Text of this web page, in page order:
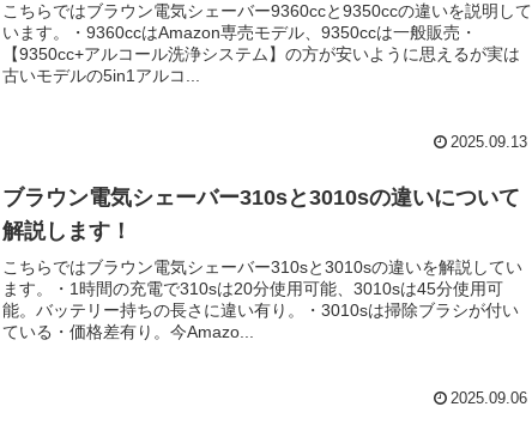
こちらではブラウン電気シェーバー9360ccと9350ccの違いを説明して
います。・9360ccはAmazon専売モデル、9350ccは一般販売・
【9350cc+アルコール洗浄システム】の方が安いように思えるが実は
古いモデルの5in1アルコ...
2025.09.13
ブラウン電気シェーバー310sと3010sの違いについて
解説します！
こちらではブラウン電気シェーバー310sと3010sの違いを解説してい
ます。・1時間の充電で310sは20分使用可能、3010sは45分使用可
能。バッテリー持ちの長さに違い有り。・3010sは掃除ブラシが付い
ている・価格差有り。今Amazo...
2025.09.06